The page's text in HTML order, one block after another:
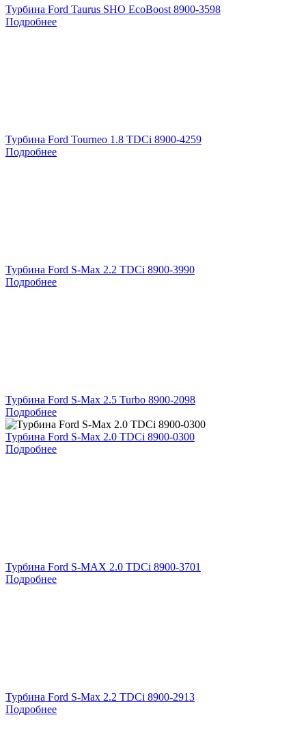
Турбина Ford Taurus SHO EcoBoost 8900-3598
Подробнее
Турбина Ford Tourneo 1.8 TDCi 8900-4259
Подробнее
Турбина Ford S-Max 2.2 TDCi 8900-3990
Подробнее
Турбина Ford S-Max 2.5 Turbo 8900-2098
Подробнее
Турбина Ford S-Max 2.0 TDCi 8900-0300
Подробнее
Турбина Ford S-MAX 2.0 TDCi 8900-3701
Подробнее
Турбина Ford S-Max 2.2 TDCi 8900-2913
Подробнее